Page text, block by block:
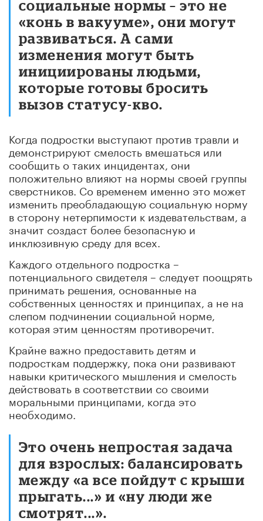
социальные нормы – это не
«конь в вакууме», они могут
развиваться. А сами
изменения могут быть
инициированы людьми,
которые готовы бросить
вызов статусу-кво.
Когда подростки выступают против травли и
демонстрируют смелость вмешаться или
сообщить о таких инцидентах, они
положительно влияют на нормы своей группы
сверстников. Со временем именно это может
изменить преобладающую социальную норму
в сторону нетерпимости к издевательствам, а
значит создаст более безопасную и
инклюзивную среду для всех.
Каждого отдельного подростка –
потенциального свидетеля – следует поощрять
принимать решения, основанные на
собственных ценностях и принципах, а не на
слепом подчинении социальной норме,
которая этим ценностям противоречит.
Крайне важно предоставить детям и
подросткам поддержку, пока они развивают
навыки критического мышления и смелость
действовать в соответствии со своими
моральными принципами, когда это
необходимо.
Это очень непростая задача
для взрослых: балансировать
между «а все пойдут с крыши
прыгать...» и «ну люди же
смотрят...».